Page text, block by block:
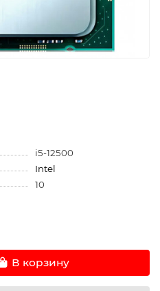
i5-12500
Intel
10
В корзину